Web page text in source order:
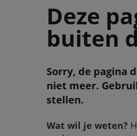
Deze
buiten
Sorry, de pagina
niet meer.
stellen.
Wat wil je weten?